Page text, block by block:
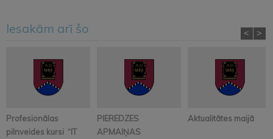
Iesakām arī šo
Profesionālas
pilnveides kursi “IT
PIEREDZES
APMAIŅAS
Aktualitātes maijā
< >